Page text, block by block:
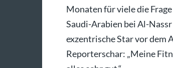
Monaten für viele die
Saudi-Arabien bei Al-
exzentrische Star vor dem
Reporterschar: „Meine